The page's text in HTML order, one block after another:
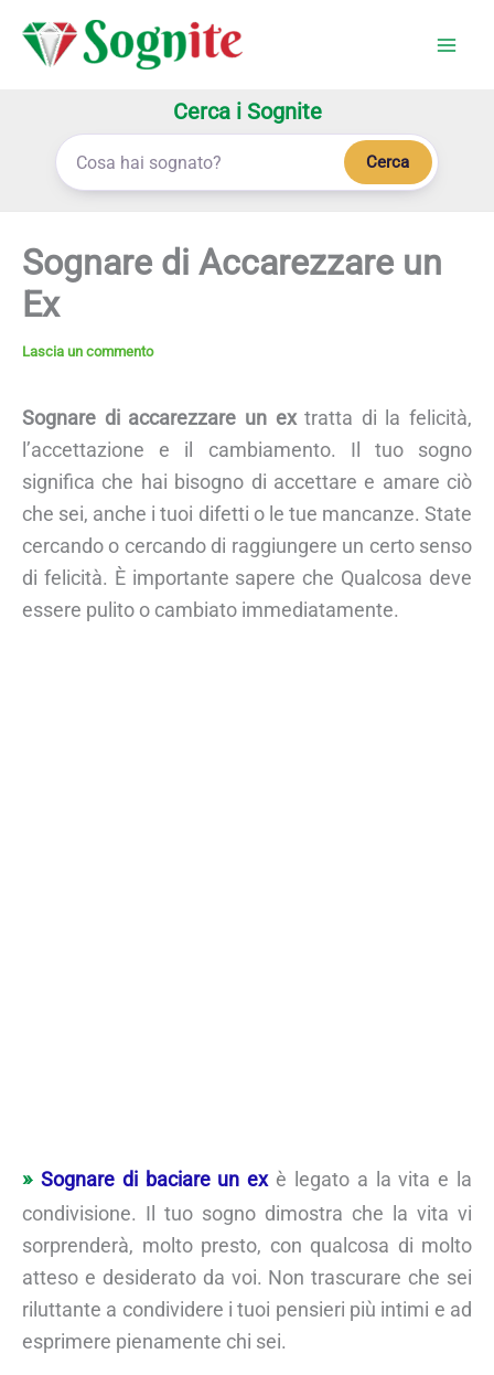
Cerca i Sognite
Cerca
Sognare di Accarezzare un
Ex
Lascia un commento
Sognare di accarezzare un extratta di la felicità,
l’accettazione e il cambiamento. Il tuo sogno
significa che hai bisogno di accettare e amare ciò
che sei, anche i tuoi difetti o le tue mancanze. State
cercando o cercando di raggiungere un certo senso
di felicità. È importante sapere che Qualcosa deve
essere pulito o cambiato immediatamente.
Sognare di baciare un exè legato a la vita e la
condivisione. Il tuo sogno dimostra che la vita vi
sorprenderà, molto presto, con qualcosa di molto
atteso e desiderato da voi. Non trascurare che sei
riluttante a condividere i tuoi pensieri più intimi e ad
esprimere pienamente chi sei.